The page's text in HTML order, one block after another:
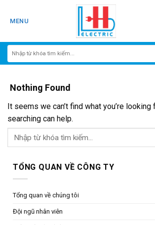
MENU
Nothing Found
It seems we can’t find what you’re looking
searching can help.
TỔNG QUAN VỀ CÔNG TY
Tổng quan về chúng tôi
Đội ngũ nhân viên